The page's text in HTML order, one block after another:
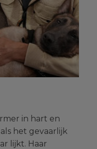
in hart en
het gevaarlijk
lijkt. Haar